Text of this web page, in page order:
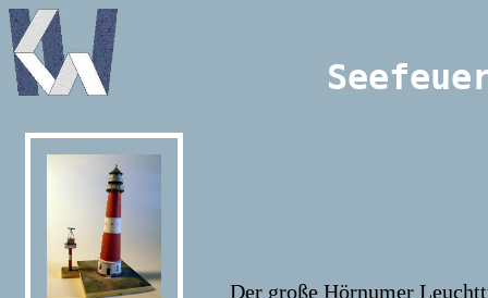
Der große Hörnumer